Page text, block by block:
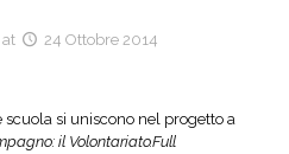
at 24 Ottobre 2014
si uniscono nel progetto a
il Volontariato.Full